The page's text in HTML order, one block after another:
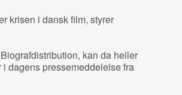
krisen i dansk film, styrer
kan da heller
dagens pressemeddelelse fra